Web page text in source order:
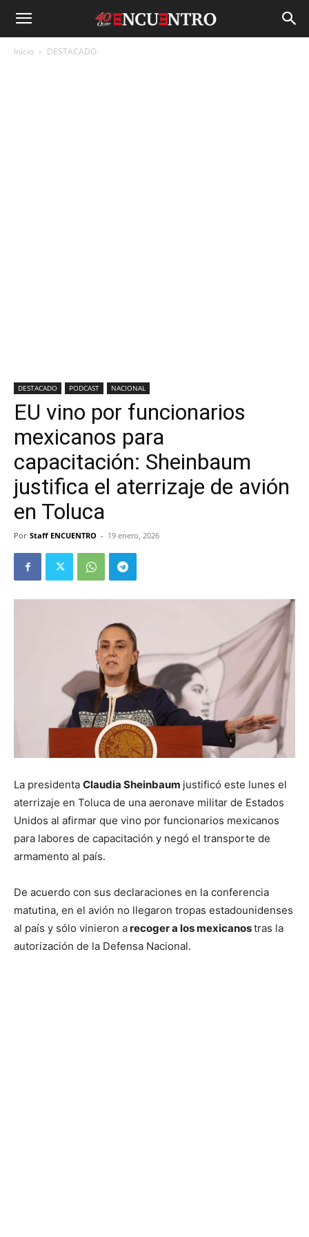
Inicio DESTACADO
DESTACADO PODCAST NACIONAL
EU vino por funcionarios
mexicanos para
capacitación: Sheinbaum
justifica el aterrizaje de avión
en Toluca
Por Staff ENCUENTRO - 19 enero, 2026
La presidenta Claudia Sheinbaum justificó este lunes el
aterrizaje en Toluca de una aeronave militar de Estados
Unidos al afirmar que vino por funcionarios mexicanos
para labores de capacitación y negó el transporte de
armamento al país.
De acuerdo con sus declaraciones en la conferencia
matutina, en el avión no llegaron tropas estadounidenses
al país y sólo vinieron arecoger a los mexicanostras la
autorización de la Defensa Nacional.